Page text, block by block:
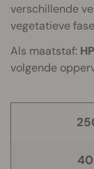
verschillende
vegetatieve
Als maatstaf:
volgende